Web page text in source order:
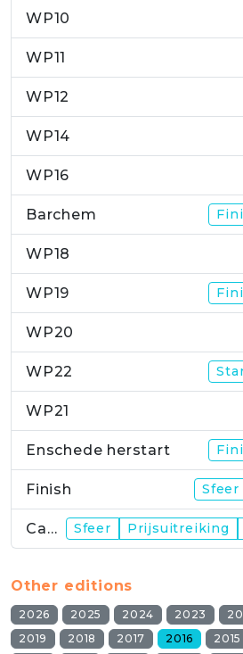
WP10
WP11
WP12
WP14
WP16
Barchem
WP18
WP19
WP20
WP22
WP21
Enschede herstart
Finish Sfeer
Campus Sfeer Prijsuitreiking
Other editions
2026 2025 2024 2023
2019
2018 2017 2016 2015